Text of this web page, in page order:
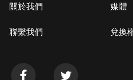
關於我們
聯繫我們
媒體
兌換